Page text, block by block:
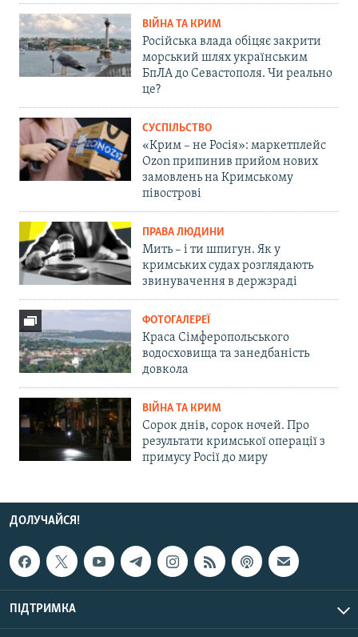
ВІЙНА ТА КРИМ
Російська влада обіцяє закрити
морський шлях українським
БпЛА до Севастополя. Чи реально
це?
СУСПІЛЬСТВО
«Крим – не Росія»: маркетплейс
Ozon припинив прийом нових
замовлень на Кримському
півострові
ПРАВА ЛЮДИНИ
Мить – і ти шпигун. Як у
кримських судах розглядають
звинувачення в держзраді
ФОТОГАЛЕРЕЇ
Краса Сімферопольського
водосховища та занедбаність
довкола
ВІЙНА ТА КРИМ
Сорок днів, сорок ночей. Про
результати кримської операції з
примусу Росії до миру
ДОЛУЧАЙСЯ!
ПІДТРИМКА